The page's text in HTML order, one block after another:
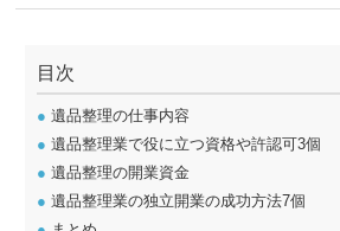
目次
● 遺品整理の仕事内容
● 遺品整理業で役に立つ資格や許認可3個
● 遺品整理の開業資金
● 遺品整理業の独立開業の成功方法7個